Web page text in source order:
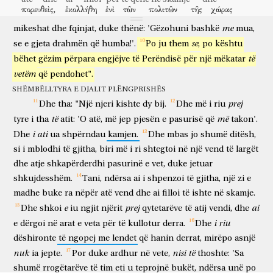
πορευθεὶς, ἐκολλήθη ἑνὶ τῶν πολιτῶν τῆς χώρας
ἐκείνης,
atij
καὶ
dhe
ἔπεμψεν
dërgoi
αὐτὸν
atë
εἰς
në
τοὺς ἀγροὺς
arat
αὐτοῦ
e tij
βόσκειν
për të kullotur
χοίρους.
derra
καὶ
dhe
ἐπεθύμει
dëshironte
χορτασθῆναι
për t'u ngopur
ἐκ
prej
τῶν
κερατίων
lëvoreve të çiçibanozit
αὐτῷ. εἰς
në
ἑαυτὸν
vetvete
δὲ
por
ἐλθὼν
duke ardhur thoshte sa shumë
μίσθιοι
rrogëtarë të atit tim teprojnë bukë unë por
λιμῷ
urie këtu
ἀπόλλυμαι?
humbas
ἀναστὰς,
duke u ngritur
πορεύσομαι
do të shkoj
πρὸς
tek
τὸν πατέρα μου,
im
καὶ
dhe
ἐρῶ
do të them
αὐτῷ,
atij
Πάτερ,
o atë
ἥμαρτον
mëkatova
εἰς
ndaj
τὸν οὐρανὸν
qiellit
καὶ
ἐνώπιόν
përpara
σου; οὐκέτι εἰμὶ ἄξιος κληθῆναι
për t'u quajtur
υἱός σου.
yti
ποίησόν
bëj
με
mua
ὡς
si
ἕνα
një
τῶν μισθίων
të rrogëtarëve
σου.
të tu
καὶ
dhe
duke u ngritur
ἦλθεν
shkoi
πρὸς
tek
τὸν πατέρα
ati i vet
ἔτι
ende por ai
μακρὰν
larg
ἀπέχοντος,
ndërsa është larg
εἶδεν
pa
αὐτὸν
atë
ὁ πατὴρ
ati
αὐτοῦ,
i tij
καὶ
dhe
ἐσπλαγχνίσθη,
pati dhembshuri
καὶ
dhe
δραμὼν,
duke vrapuar
ἐπέπεσεν
ra sipër
ἐπὶ
mbi
τὸν τράχηλον
qafën
me kujdes derisa ta gjejë?! Dhe kur e gjen, thërret bashkë
mikeshat dhe fqinjat, duke thënë: 'Gëzohuni bashkë me mua,
se e gjeta drahmën që humba!'. Po ju them se, po kështu
bëhet gëzim përpara engjëjve të Perëndisë për një mëkatar të
vetëm që pendohet".
SHËMBËLLTYRA E DJALIT PLËNGPRISHËS
Dhe tha: "Një njeri kishte dy bij. Dhe më i riu prej
tyre i tha të atit: 'O atë, më jep pjesën e pasurisë që më takon'.
Dhe i ati ua shpërndau kamjen. Dhe mbas jo shumë ditësh,
si i mblodhi të gjitha, biri më i ri shtegtoi në një vend të largët
dhe atje shkapërderdhi pasurinë e vet, duke jetuar
shkujdesshëm.
Tani, ndërsa ai i shpenzoi të gjitha, një zi e
madhe buke ra nëpër atë vend dhe ai filloi të ishte në skamje.
Dhe shkoi e iu ngjit njërit prej qytetarëve të atij vendi, dhe ai
e dërgoi në arat e veta për të kullotur derra. Dhe i riu
dëshironte të ngopej me lendet që hanin derrat, mirëpo asnjë
nuk ia jepte. Por duke ardhur në vete, nisi të thoshte: 'Sa
shumë rrogëtarëve të tim eti u teprojnë bukët, ndërsa unë po